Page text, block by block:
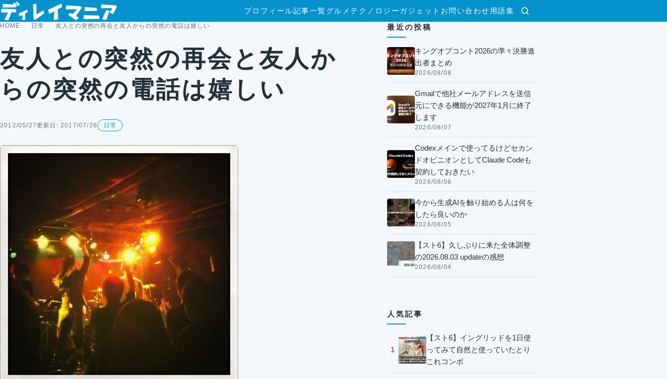
コンテンツへスキップ
検索
プロフィール記事一覧グルメ テクノロジー ガジェット お問い合わせ 用語集
HOME 日常 友人との突然の再会と友人からの突然の電話は嬉しい
友人との突然の再会と友人か
らの突然の電話は嬉しい
2012/05/27更新日: 2017/07/26 日常
最近の投稿
キングオブコント2026の準々決勝進
出者まとめ
2026/08/08
Gmailで他社メールアドレスを送信
元にできる機能が2027年1月に終了
します
2026/08/07
Codexメインで使ってるけどセカン
ドオピニオンとしてClaude Codeも
契約しておきたい
2026/08/06
今から生成AIを触り始める人は何を
したら良いのか
2026/08/05
【スト6】久しぶりに来た全体調整
の2026.08.03 updateの感想
2026/08/04
人気記事
1
【スト6】イングリッドを1日使
ってみて自然と使っていたとり
これコンボ